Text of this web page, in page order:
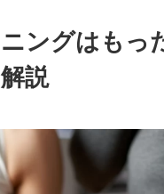
ングはもっ
説